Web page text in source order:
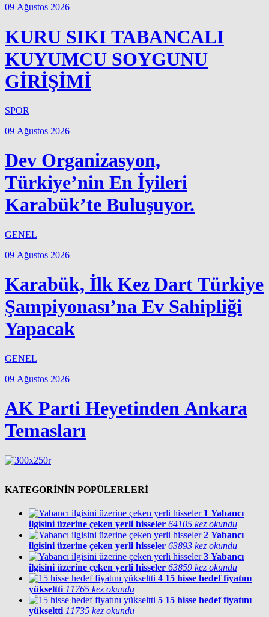
09 Ağustos 2026
KURU SIKI TABANCALI
KUYUMCU SOYGUNU
GİRİŞİMİ
SPOR
09 Ağustos 2026
Dev Organizasyon,
Türkiye’nin En İyileri
Karabük’te Buluşuyor.
GENEL
09 Ağustos 2026
Karabük, İlk Kez Dart Türkiye
Şampiyonası’na Ev Sahipliği
Yapacak
GENEL
09 Ağustos 2026
AK Parti Heyetinden Ankara
Temasları
KATEGORİNİN POPÜLERLERİ
1 Yabancı
ilgisini üzerine çeken yerli hisseler 64105 kez okundu
2 Yabancı
ilgisini üzerine çeken yerli hisseler 63893 kez okundu
3 Yabancı
ilgisini üzerine çeken yerli hisseler 63859 kez okundu
4 15 hisse hedef fiyatını
yükseltti 11765 kez okundu
5 15 hisse hedef fiyatını
yükseltti 11735 kez okundu